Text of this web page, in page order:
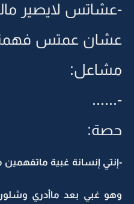
-عشاتس لايصير
عشان عمتس
مشاعل:
‏-......
حصة:
-إنتي إنسانة غبية
وهو غبي بعد ماأدري